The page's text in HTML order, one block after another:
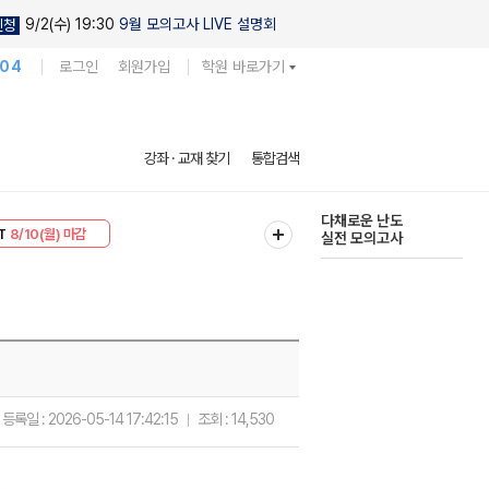
청 9/2(수) 19:30 9월 모의고사 LIVE 설명회
로그인 회원가입 학원 바로가기
강좌 · 교재 찾기 통합검색
8/10(월) 마감
다채로운 난도
실전 모의고사
등록일 : 2026-05-14 17:42:15 조회 :14,530